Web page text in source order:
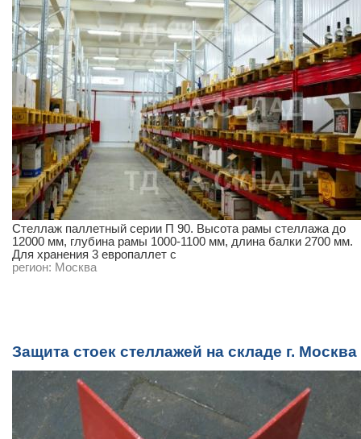
Стеллаж паллетный серии П 90. Высота рамы стеллажа до
12000 мм, глубина рамы 1000-1100 мм, длина балки 2700 мм.
Для хранения 3 европаллет с
регион: Москва
Защита стоек стеллажей на складе г. Москва